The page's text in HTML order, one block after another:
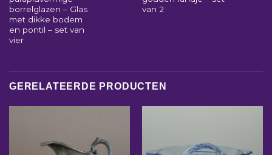
borrelglazen – Glas
met dikke bodem
en pontil – set van
vier
van 2
GERELATEERDE PRODUCTEN